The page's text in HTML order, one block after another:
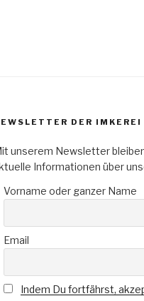
DER IMKEREI
unserem Newsletter
Informationen über
Vorname oder ganzer Name
Email
Indem Du fortfährst,